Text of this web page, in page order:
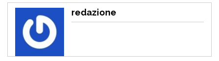
redazione